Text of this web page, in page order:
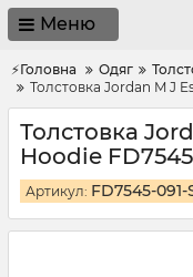
Меню
⚡Головна Одяг
Толстовка Jordan M J
Толстовка
Hoodie
Артикул: FD7545-091-